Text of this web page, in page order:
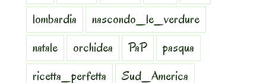
lombardia
nascondo_le_verdure
natale
orchidea PaP
pasqua
ricetta_perfetta
Sud_America